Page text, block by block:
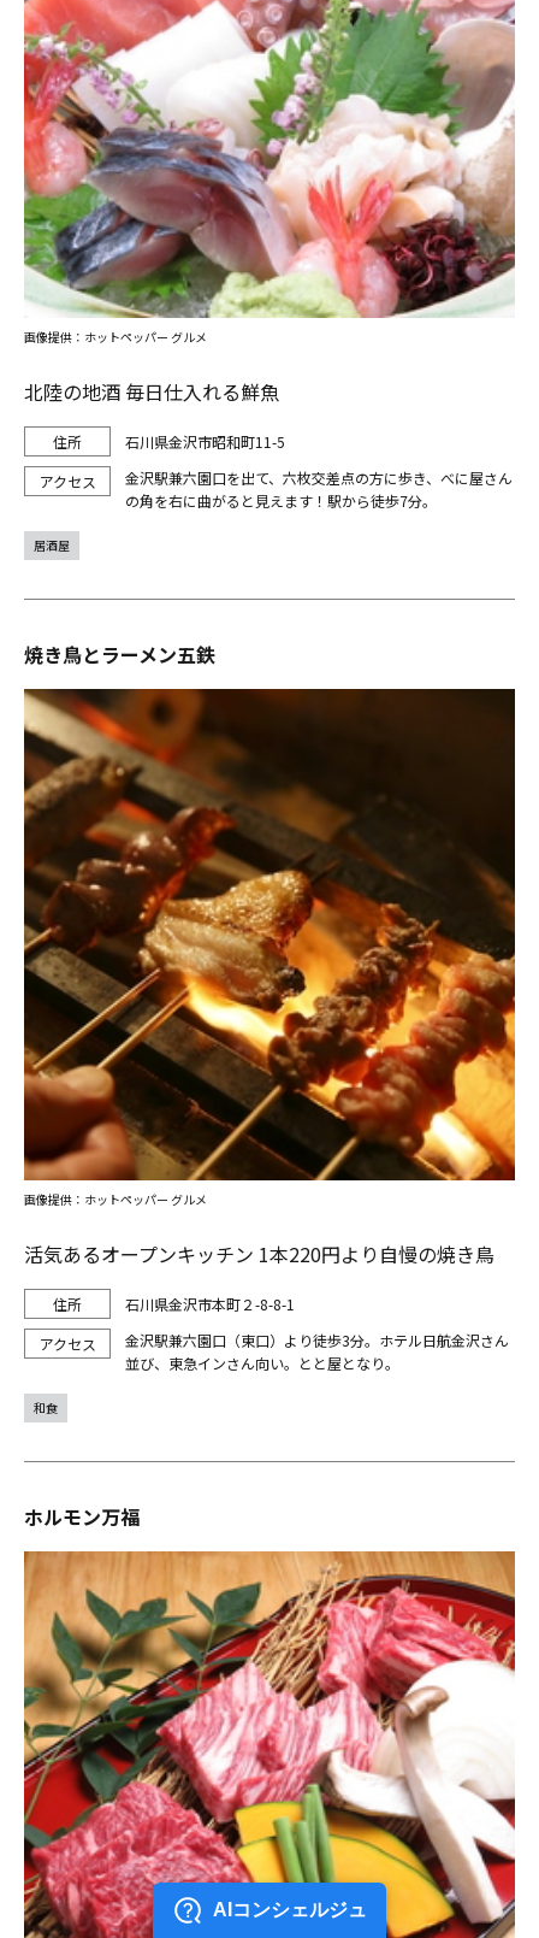
北陸の地酒 毎日仕入れる鮮魚
石川県金沢市昭和町11-5
金沢駅兼六園口を出て、六枚交差点の方に歩き、べに屋さん
の角を右に曲がると見えます！駅から徒歩7分。
画像提供：ホットペッパー グルメ
居酒屋
焼き鳥とラーメン五鉄
活気あるオープンキッチン 1本220円より自慢の焼き鳥
石川県金沢市本町２-8-8-1
金沢駅兼六園口（東口）より徒歩3分。ホテル日航金沢さん
並び、東急インさん向い。とと屋となり。
画像提供：ホットペッパー グルメ
和食
ホルモン万福